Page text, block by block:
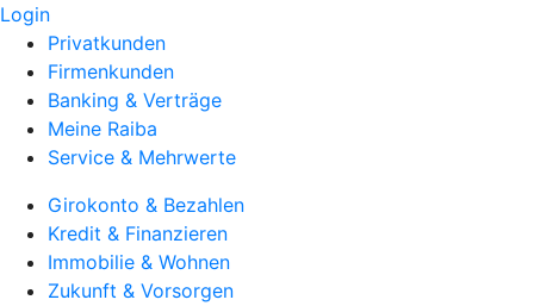
Login
Privatkunden
Firmenkunden
Banking & Verträge
Meine Raiba
Service & Mehrwerte
Girokonto & Bezahlen
Kredit & Finanzieren
Immobilie & Wohnen
Zukunft & Vorsorgen